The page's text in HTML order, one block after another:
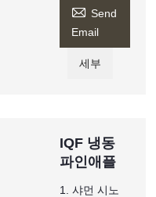
 Send
Email
세부
IQF 냉동
파인애플
1. 샤먼 시노